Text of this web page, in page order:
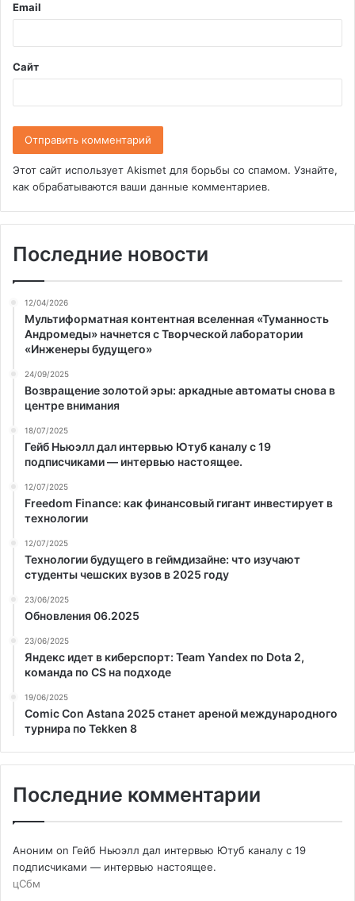
й
*
Email
Сайт
Этот сайт использует Akismet для борьбы со спамом. Узнайте,
как обрабатываются ваши данные комментариев.
Последние новости
12/04/2026
Мультиформатная контентная вселенная «Туманность
Андромеды» начнется с Творческой лаборатории
«Инженеры будущего»
24/09/2025
Возвращение золотой эры: аркадные автоматы снова в
центре внимания
18/07/2025
Гейб Ньюэлл дал интервью Ютуб каналу с 19
подписчиками — интервью настоящее.
12/07/2025
Freedom Finance: как финансовый гигант инвестирует в
технологии
12/07/2025
Технологии будущего в геймдизайне: что изучают
студенты чешских вузов в 2025 году
23/06/2025
Обновления 06.2025
23/06/2025
Яндекс идет в киберспорт: Team Yandex по Dota 2,
команда по CS на подходе
19/06/2025
Comic Con Astana 2025 станет ареной международного
турнира по Tekken 8
Последние комментарии
Аноним on Гейб Ньюэлл дал интервью Ютуб каналу с 19
подписчиками — интервью настоящее.
цСбм